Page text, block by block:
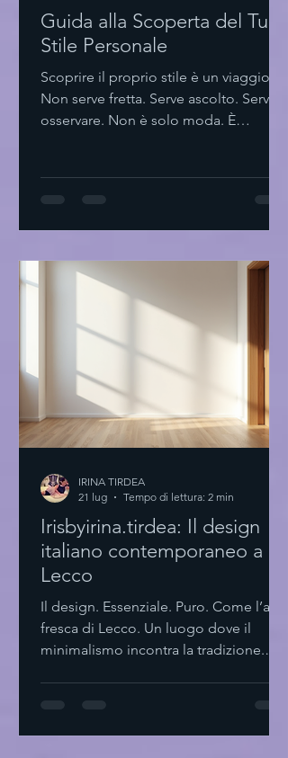
Guida alla Scoperta del Tuo
Stile Personale
Scoprire il proprio stile è un viaggio.
Non serve fretta. Serve ascolto. Serve
osservare. Non è solo moda. È
Parlo di sensazioni. Prendi un
tessuti, forme. Cosa ti fa sentire a casa.
Prova a guardare il tuo armadio. Cosa
indossi più spesso? Perché? Non serve
comprare tutto nu
Irisbyirina.tirdea: Il design
italiano contemporaneo a
Lecco
Il design. Essenziale. Puro. Come l’aria
fresca di Lecco. Un luogo dove il
minimalismo incontra la tradizione.
Non solo lago e montagne. Ma un
IRINA TIRDEA
21 lug
Tempo di lettura: 2 min